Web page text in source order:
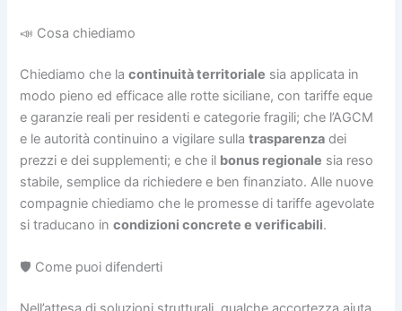
📣 Cosa chiediamo
Chiediamo che lacontinuità territoriale sia applicata in
modo pieno ed efficace alle rotte siciliane, con tariffe eque
e garanzie reali per residenti e categorie fragili; che l’AGCM
e le autorità continuino a vigilare sullatrasparenza dei
prezzi e dei supplementi; e che il bonus regionale sia reso
stabile, semplice da richiedere e ben finanziato. Alle nuove
compagnie chiediamo che le promesse di tariffe agevolate
si traducano incondizioni concrete e verificabili.
🛡️ Come puoi difenderti